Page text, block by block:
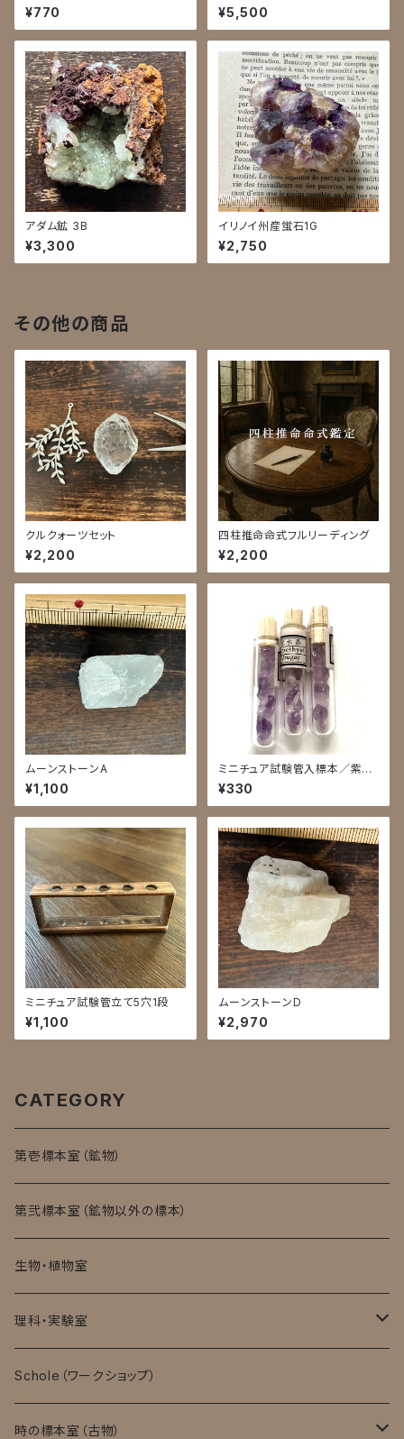
¥770 ¥5,500
アダム鉱 3B
¥3,300
イリノイ州産蛍石1G
¥2,750
その他の商品
クルクォーツセット
¥2,200
四柱推命命式フルリーディング
¥2,200
ムーンストーンA
¥1,100
ミニチュア試験管入標本／紫水
晶結晶
¥330
ミニチュア試験管立て5穴1段
¥1,100
ムーンストーンD
¥2,970
CATEGORY
第壱標本室（鉱物）
第弐標本室（鉱物以外の標本）
生物・植物室
理科・実験室
モバイル顕微鏡
実験消耗品
Schole（ワークショップ）
時の標本室（古物）